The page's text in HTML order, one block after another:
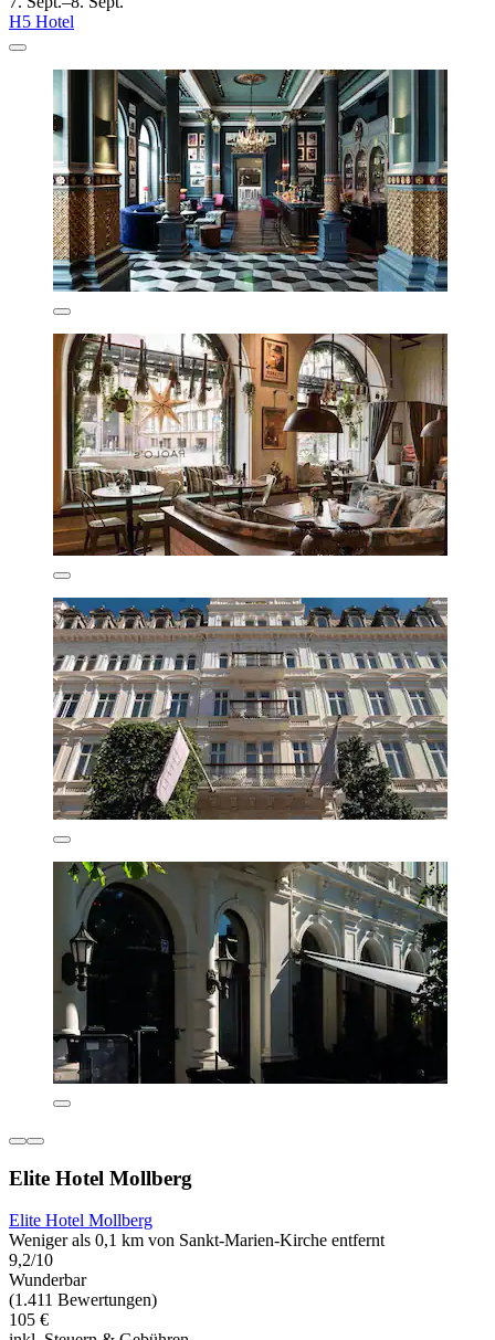
H5 Hotel
Elite Hotel Mollberg
Elite Hotel Mollberg
Weniger als 0,1 km von Sankt-Marien-Kirche entfernt
9,2/10
Wunderbar
(1.411 Bewertungen)
105 €